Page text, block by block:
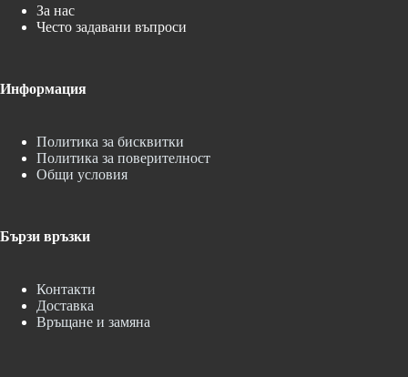
За нас
Често задавани въпроси
Информация
Политика за бисквитки
Политика за поверителност
Общи условия
Бързи връзки
Контакти
Доставка
Връщане и замяна